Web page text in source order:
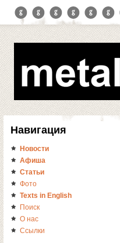
Навигация
Новости
Афиша
Статьи
Фото
Texts in English
Поиск
О нас
Ссылки